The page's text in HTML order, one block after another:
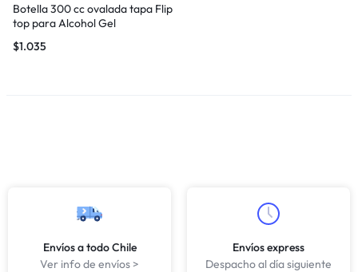
Botella 300 cc ovalada tapa Flip
top para Alcohol Gel
$1.035
Envíos a todo Chile
Ver info de envíos >
Envíos express
Despacho al día siguiente